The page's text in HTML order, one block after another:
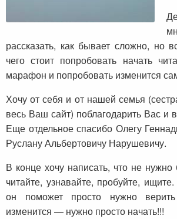
рассказать, как бывает сложно, но
чего стоит попробовать начать
марафон и попробовать изменится
Хочу от себя и от нашей семья
весь Ваш сайт) поблагодарить Вас и
Еще отдельное спасибо Олегу
Руслану Альбертовичу Нарушевичу.
В конце хочу написать, что не нужно
читайте, узнавайте, пробуйте,
он поможет просто нужно
изменится — нужно просто начать!!!